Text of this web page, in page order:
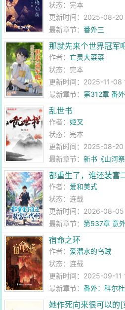
状态：完本
更新时间：2025-08-
最新章节：番外三
那就先来个世界冠军
作者：亡灵大菜菜
状态：完本
更新时间：2025-11-08
最新章节：第312章 番
乱世书
作者：姬叉
状态：完本
更新时间：2025-08-
最新章节：新书《山河
都重生了，谁还装富
作者： 爱和美式
状态：连载
更新时间：2026-08-
最新章节：第537章 意
宿命之环
作者： 爱潜水的乌贼
状态：连载
更新时间：2025-09-11
最新章节：番外：科尔
她作死向来很可以的[